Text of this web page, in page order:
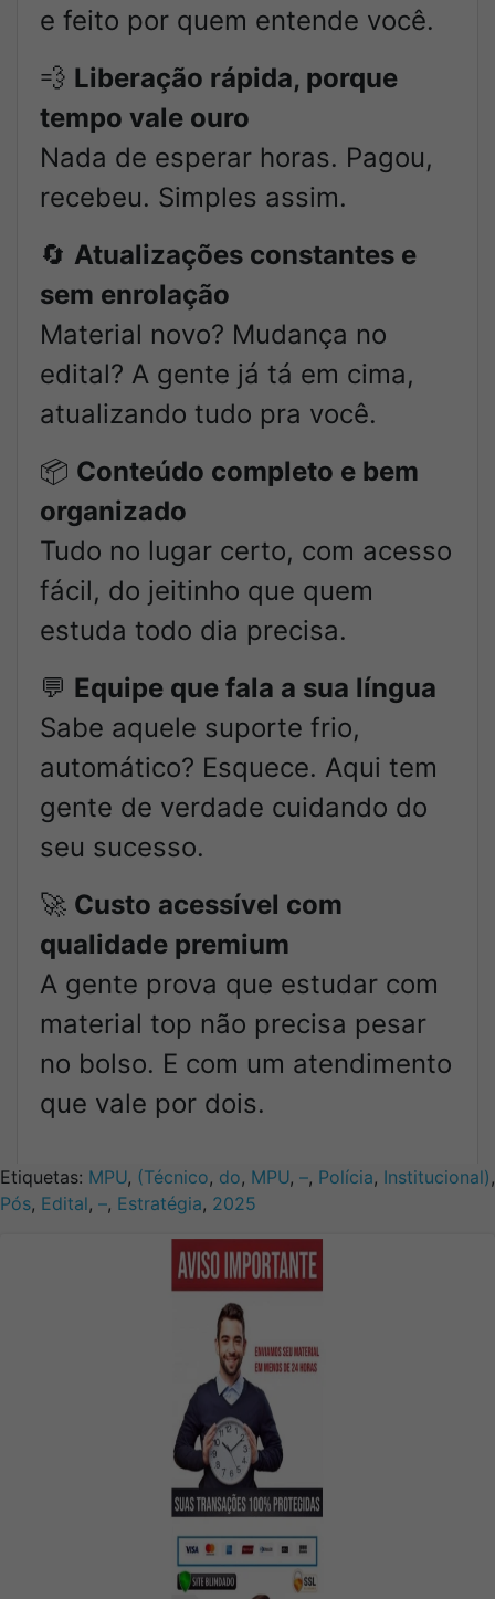
e feito por quem entende você.
💨 Liberação rápida, porque
tempo vale ouro
Nada de esperar horas. Pagou,
recebeu. Simples assim.
🔄 Atualizações constantes e
sem enrolação
Material novo? Mudança no
edital? A gente já tá em cima,
atualizando tudo pra você.
📦 Conteúdo completo e bem
organizado
Tudo no lugar certo, com acesso
fácil, do jeitinho que quem
estuda todo dia precisa.
💬 Equipe que fala a sua língua
Sabe aquele suporte frio,
automático? Esquece. Aqui tem
gente de verdade cuidando do
seu sucesso.
🚀 Custo acessível com
qualidade premium
A gente prova que estudar com
material top não precisa pesar
no bolso. E com um atendimento
que vale por dois.
Etiquetas: MPU, (Técnico, do, MPU, –, Polícia, Institucional),
Pós, Edital, –, Estratégia, 2025